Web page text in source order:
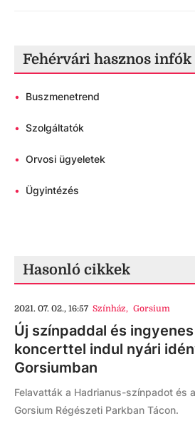
Fehérvári hasznos infók
• Buszmenetrend
• Szolgáltatók
• Orvosi ügyeletek
• Ügyintézés
Hasonló cikkek
2021. 07. 02., 16:57 Színház, Gorsium
Új színpaddal és ingyenes
koncerttel indul nyári
Gorsiumban
Felavatták a Hadrianus-színpadot és
Gorsium Régészeti Parkban Tácon.